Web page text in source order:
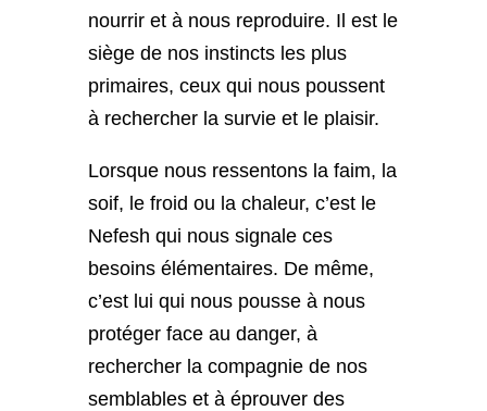
nourrir et à nous reproduire. Il est le
siège de nos instincts les plus
primaires, ceux qui nous poussent
à rechercher la survie et le plaisir.
Lorsque nous ressentons la faim, la
soif, le froid ou la chaleur, c’est le
Nefesh qui nous signale ces
besoins élémentaires. De même,
c’est lui qui nous pousse à nous
protéger face au danger, à
rechercher la compagnie de nos
semblables et à éprouver des